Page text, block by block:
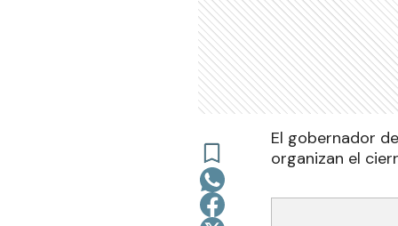
El gobernador
organizan el